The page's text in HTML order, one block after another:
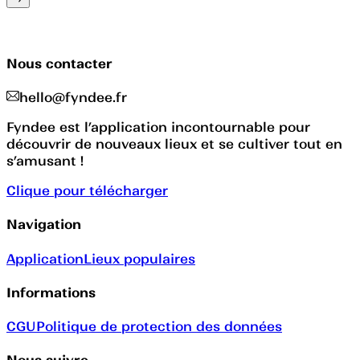
Nous contacter
hello@fyndee.fr
Fyndee est l’application incontournable pour
découvrir de nouveaux lieux et se cultiver tout en
s’amusant !
Clique pour télécharger
Navigation
ApplicationLieux populaires
Informations
CGUPolitique de protection des données